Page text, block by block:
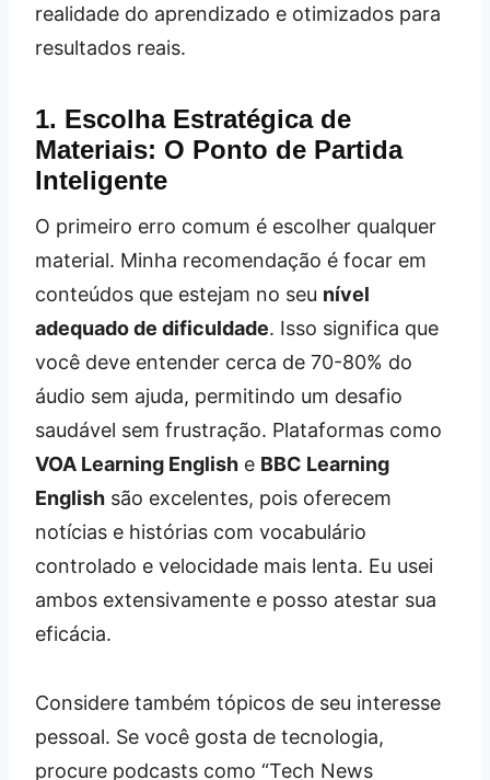
realidade do aprendizado e otimizados para
resultados reais.
1. Escolha Estratégica de
Materiais: O Ponto de Partida
Inteligente
O primeiro erro comum é escolher qualquer
material. Minha recomendação é focar em
conteúdos que estejam no seu nível
adequado de dificuldade. Isso significa que
você deve entender cerca de 70-80% do
áudio sem ajuda, permitindo um desafio
saudável sem frustração. Plataformas como
VOA Learning English e BBC Learning
English são excelentes, pois oferecem
notícias e histórias com vocabulário
controlado e velocidade mais lenta. Eu usei
ambos extensivamente e posso atestar sua
eficácia.
Considere também tópicos de seu interesse
pessoal. Se você gosta de tecnologia,
procure podcasts como “Tech News